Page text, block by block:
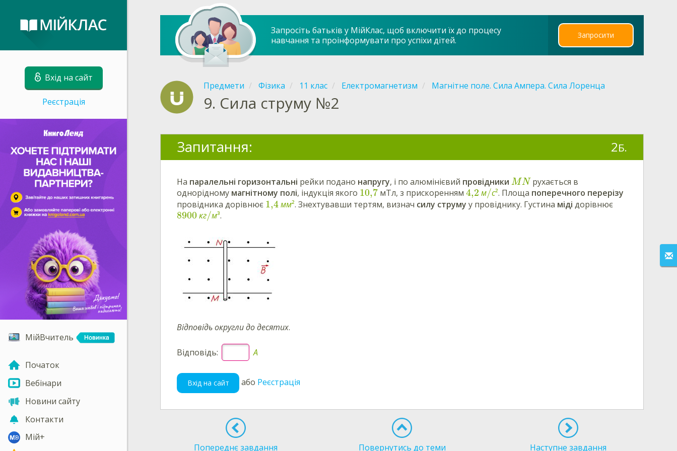
Вхід на сайт
Реєстрація
МійВчитель
Початок
Вебінари
Новини сайту
Контакти
Мій+
Запросіть батьків у МійКлас, щоб включити їх до процесу
навчання та проінформувати про успіхи дітей.
Запросити
Предмети Фізика 11 клас Електромагнетизм Магнітне поле. Сила Ампера. Сила Лоренца
9. Сила струму №2
Запитання: 2Б.
На паралельні горизонтальні рейки подано напругу, і по алюмінієвий провідники M Nрухається в
однорідному магнітному полі, індукція якого 10,7 мТл, з прискоренням 4,2 м/с². Площа поперечного перерізу
провідника дорівнює 1,4мм². Знехтувавши тертям, визнач силу струмуу провіднику. Густина мідідорівнює
8900кг/м³.
Відповідь округли до десятих.
Відповідь: А
Вхід на сайт або Реєстрація
Попереднє завдання Повернутись до теми Наступне завдання